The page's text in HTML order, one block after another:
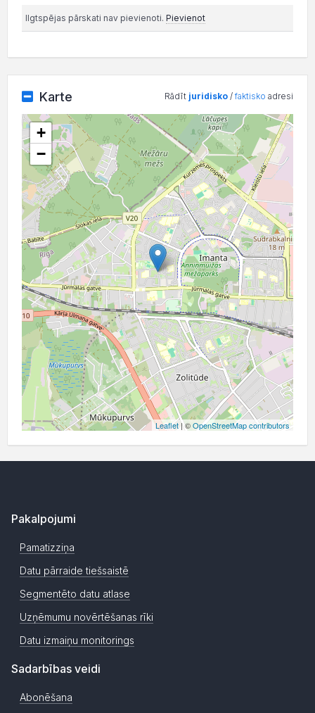
Ilgtspējas pārskati nav pievienoti. Pievienot
Karte Rādīt juridisko /faktisko adresi
+
−
Leaflet | ©OpenStreetMap contributors
Pakalpojumi
Pamatizziņa
Datu pārraide tiešsaistē
Segmentēto datu atlase
Uzņēmumu novērtēšanas rīki
Datu izmaiņu monitorings
Sadarbības veidi
Abonēšana